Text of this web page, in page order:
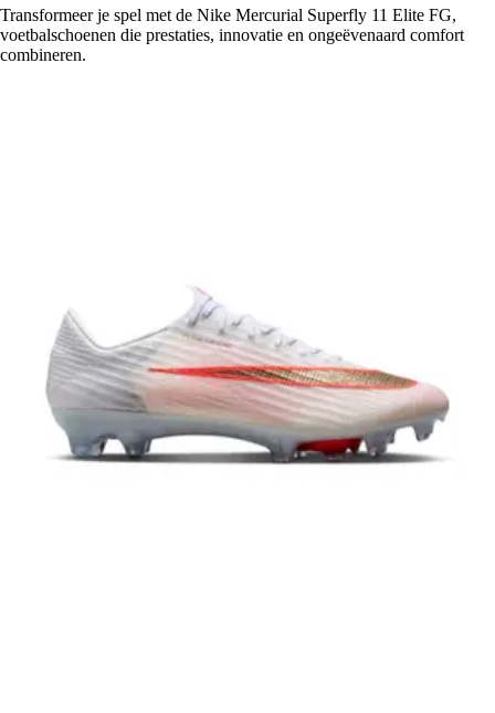
Transformeer je spel met de Nike Mercurial Superfly 11 Elite FG,
voetbalschoenen die prestaties, innovatie en ongeëvenaard comfort
combineren.